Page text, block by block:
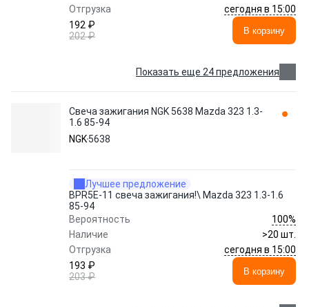
Отгрузка
сегодня в 15:00
192 ₽
202 ₽
В корзину
Показать еще 24 предложения
Свеча зажигания NGK 5638 Mazda 323 1.3-
1.6 85-94
NGK5638
Лучшее предложение
BPR5E-11 свеча зажигания!\ Mazda 323 1.3-1.6
85-94
Вероятность
100%
Наличие
>20 шт.
Отгрузка
сегодня в 15:00
193 ₽
203 ₽
В корзину